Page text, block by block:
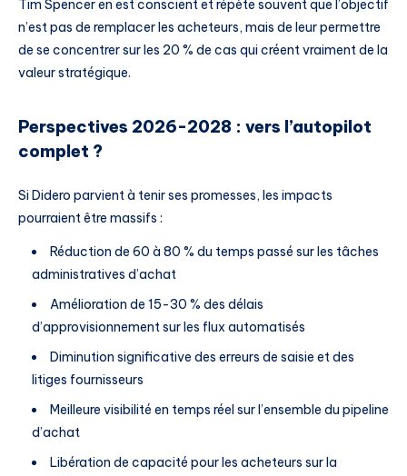
Tim Spencer en est conscient et répète souvent que l’objectif
n’est pas de remplacer les acheteurs, mais de leur permettre
de se concentrer sur les 20 % de cas qui créent vraiment de la
valeur stratégique.
Perspectives 2026-2028 : vers l’autopilot
complet ?
Si Didero parvient à tenir ses promesses, les impacts
pourraient être massifs :
Réduction de 60 à 80 % du temps passé sur les tâches
administratives d’achat
Amélioration de 15-30 % des délais
d’approvisionnement sur les flux automatisés
Diminution significative des erreurs de saisie et des
litiges fournisseurs
Meilleure visibilité en temps réel sur l’ensemble du pipeline
d’achat
Libération de capacité pour les acheteurs sur la